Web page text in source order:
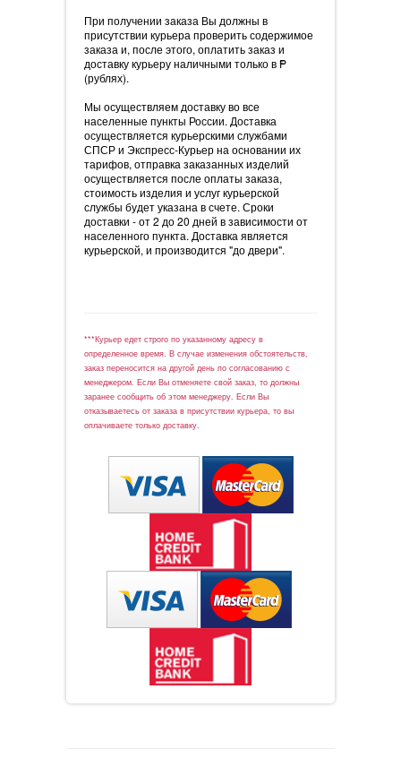
При получении заказа Вы должны в
присутствии курьера проверить содержимое
заказа и, после этого, оплатить заказ и
доставку курьеру наличными только в =
P
(рублях).
Мы осуществляем доставку во все
населенные пункты России. Доставка
осуществляется курьерскими службами
СПСР и Экспресс-Курьер на основании их
тарифов, отправка заказанных изделий
осуществляется после оплаты заказа,
стоимость изделия и услуг курьерской
службы будет указана в счете. Сроки
доставки - от 2 до 20 дней в зависимости от
населенного пункта. Доставка является
курьерской, и производится "до двери".
***Курьер едет строго по указанному адресу в
определенное время. В случае изменения обстоятельств,
заказ переносится на другой день по согласованию с
менеджером. Если Вы отменяете свой заказ, то должны
заранее сообщить об этом менеджеру. Если Вы
отказываетесь от заказа в присутствии курьера, то вы
оплачиваете только доставку.